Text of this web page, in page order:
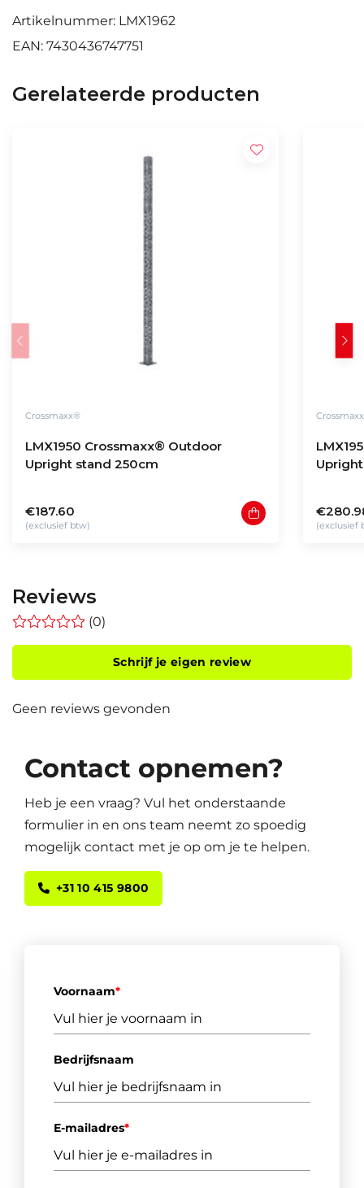
Artikelnummer: LMX1962
EAN: 7430436747751
Gerelateerde producten
Crossmaxx®
LMX1950 Crossmaxx® Outdoor
Upright stand 250cm
€187.60
(exclusief btw) (exclusief
Reviews
(0)
Schrijf je eigen review
Geen reviews gevonden
Contact opnemen?
Heb je een vraag? Vul het onderstaande
formulier in en ons team neemt zo spoedig
mogelijk contact met je op om je te helpen.
+31 10 415 9800
Voornaam*
Bedrijfsnaam
E-mailadres*